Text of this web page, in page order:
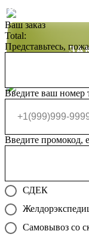
Ваш заказ
Total:
Представьтесь,
Введите ваш номер
Введите промокод,
СДЕК
Самовывоз со